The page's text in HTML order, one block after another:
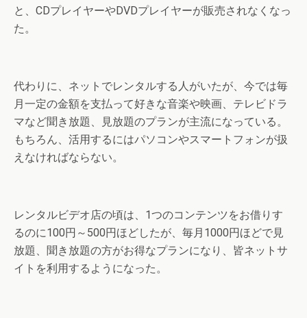
と、CDプレイヤーやDVDプレイヤーが販売されなくなっ
た。
代わりに、ネットでレンタルする人がいたが、今では毎
月一定の金額を支払って好きな音楽や映画、テレビドラ
マなど聞き放題、見放題のプランが主流になっている。
もちろん、活用するにはパソコンやスマートフォンが扱
えなければならない。
レンタルビデオ店の頃は、1つのコンテンツをお借りす
るのに100円～500円ほどしたが、毎月1000円ほどで見
放題、聞き放題の方がお得なプランになり、皆ネットサ
イトを利用するようになった。